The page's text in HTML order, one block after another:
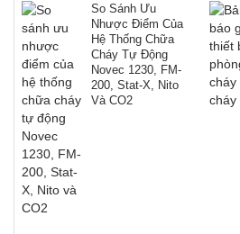
So Sánh Ưu
Nhược Điểm Của
Hệ Thống Chữa
Cháy Tự Động
Novec 1230, FM-
200, Stat-X, Nito
Và CO2